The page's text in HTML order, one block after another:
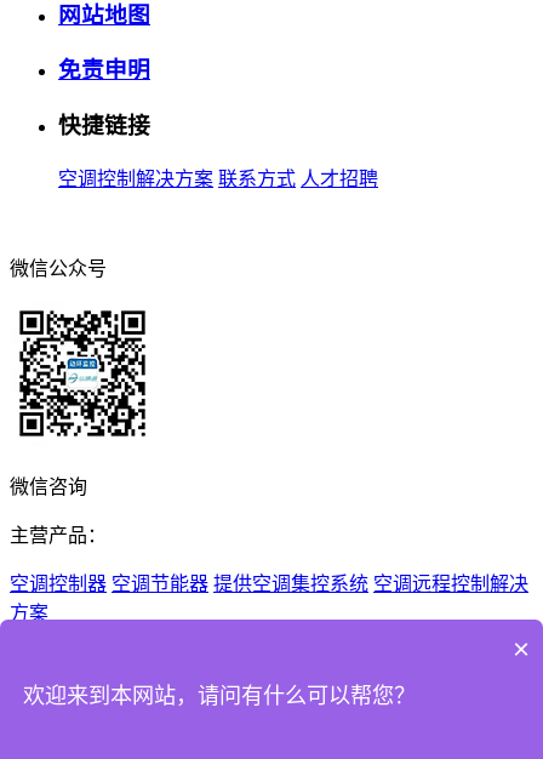
网站地图
免责申明
快捷链接
空调控制解决方案 联系方式 人才招聘
微信公众号
微信咨询
主营产品：
空调控制器 空调节能器 提供空调集控系统 空调远程控制解决
方案
Reserved
×
欢迎来到本网站，请问有什么可以帮您？